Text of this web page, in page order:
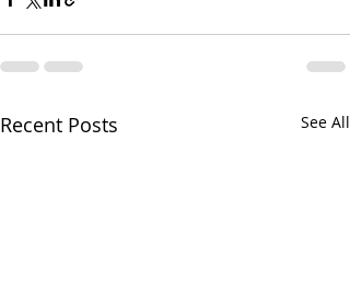
Recent Posts See All